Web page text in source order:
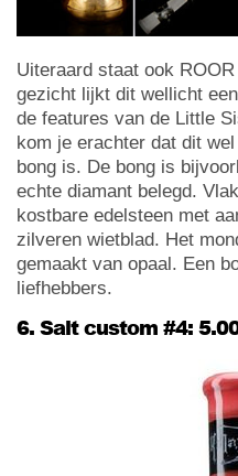
Uiteraard staat ook
gezicht lijkt dit wellicht
de features van de Little
kom je erachter dat dit
bong is. De bong is
echte diamant belegd.
kostbare edelsteen met
zilveren wietblad. Het
gemaakt van opaal. Een
liefhebbers.
6. Salt custom #4: